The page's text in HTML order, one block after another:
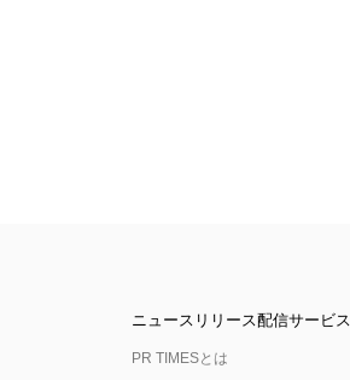
ニュースリリース配信サービス
PR TIMESとは